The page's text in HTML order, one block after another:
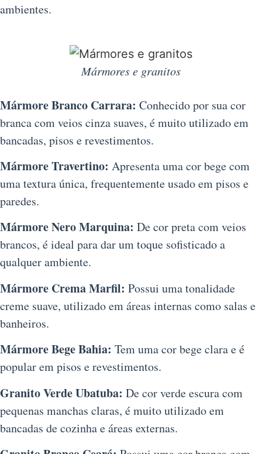
ambientes.
Mármores e granitos
Mármore Branco Carrara: Conhecido por sua cor
branca com veios cinza suaves, é muito utilizado em
bancadas, pisos e revestimentos.
Mármore Travertino: Apresenta uma cor bege com
uma textura única, frequentemente usado em pisos e
paredes.
Mármore Nero Marquina: De cor preta com veios
brancos, é ideal para dar um toque sofisticado a
qualquer ambiente.
Mármore Crema Marfil: Possui uma tonalidade
creme suave, utilizado em áreas internas como salas e
banheiros.
Mármore Bege Bahia: Tem uma cor bege clara e é
popular em pisos e revestimentos.
Granito Verde Ubatuba: De cor verde escura com
pequenas manchas claras, é muito utilizado em
bancadas de cozinha e áreas externas.